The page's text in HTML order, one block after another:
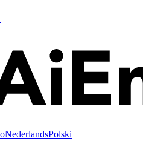
NederlandsPolski